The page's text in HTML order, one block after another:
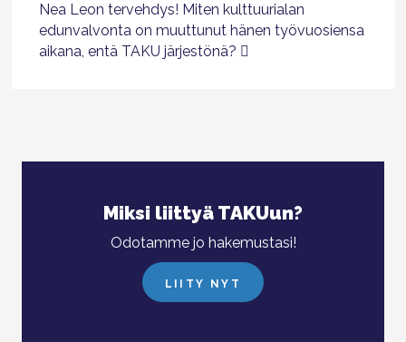
Nea Leon tervehdys! Miten kulttuurialan
edunvalvonta on muuttunut hänen työvuosiensa
aikana, entä TAKU järjestönä?
Miksi liittyä TAKUun?
Odotamme jo hakemustasi!
LIITY NYT